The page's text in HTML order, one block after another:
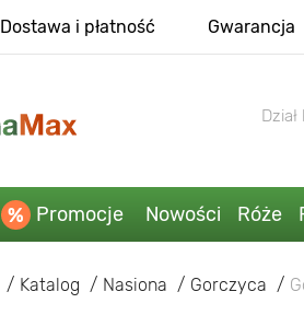
Dostawa i płatność Gwarancja
Promocje Nowości Róże
Katalog Nasiona Gorczyca